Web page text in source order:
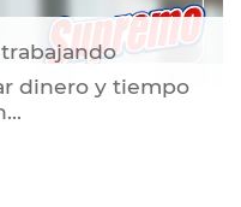
dinero y tiempo